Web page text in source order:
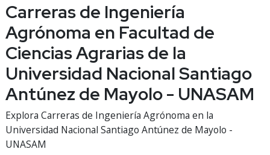
Carreras de Ingeniería
Agrónoma en Facultad de
Ciencias Agrarias de la
Universidad Nacional Santiago
Antúnez de Mayolo - UNASAM
Explora Carreras de Ingeniería Agrónoma en la
Universidad Nacional Santiago Antúnez de Mayolo -
UNASAM